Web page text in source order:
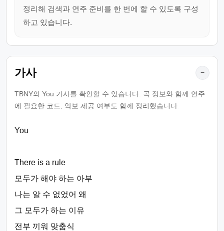
정리해 검색과 연주 준비를 한 번에 할 수 있도록 구성
하고 있습니다.
가사 −
TBNY의 You 가사를 확인할 수 있습니다. 곡 정보와 함께 연주
에 필요한 코드, 악보 제공 여부도 함께 정리했습니다.
You
There is a rule
모두가 해야 하는 아부
나는 알 수 없었어 왜
그 모두가 하는 이유
전부 끼워 맞춤식